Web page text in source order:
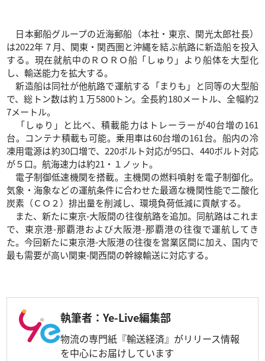
日本郵船グループの近海郵船（本社・東京、関光太郎社長）
は2022年７月、関東・関西圏と沖縄を結ぶ航路に新造船を投入
する。現在就航中のＲＯＲＯ船「しゅり」より船体を大型化
し、輸送能力を拡大する。
新造船は同社が他航路で運航する「まりも」と同等の大型船
で、総トン数は約１万5800トン。全長約180メートル、全幅約2
7メートル。
「しゅり」と比べ、積載能力はトレーラーが40台増の161
台。コンテナ積載も可能。乗用車は60台増の161台。船内の冷
凍用電源は約30口増で、220ボルト対応が95口、440ボルト対応
が５口。航海速力は約21・１ノット。
電子制御低速機関を搭載。主機関の燃料噴射を電子制御化。
気象・海象などの運航条件に合わせた最適な機関性能で二酸化
炭素（ＣＯ２）排出量を削減し、環境負荷低減に貢献する。
また、新たに東京-大阪間の往復航路を追加。同航路はこれま
で、東京港-那覇港および大阪港-那覇港の往復で運航してき
た。今回新たに東京港-大阪港の往復を営業区間に加え、国内で
最も需要が高い関東-関西間の幹線輸送に対応する。
執筆者：Ye-Live編集部
物流の専門紙『輸送経済』がリリース情報
を中心にお届けしています